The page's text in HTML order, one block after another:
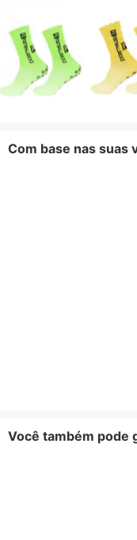
Com base nas suas
Você também pode